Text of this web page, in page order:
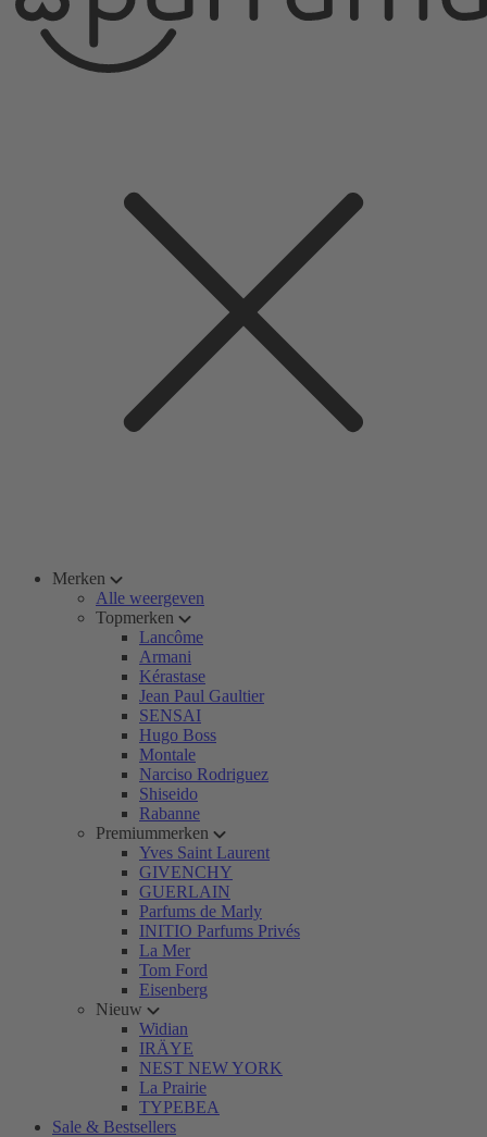
Merken
Alle weergeven
Topmerken
Lancôme
Armani
Kérastase
Jean Paul Gaultier
SENSAI
Hugo Boss
Montale
Narciso Rodriguez
Shiseido
Rabanne
Premiummerken
Yves Saint Laurent
GIVENCHY
GUERLAIN
Parfums de Marly
INITIO Parfums Privés
La Mer
Tom Ford
Eisenberg
Nieuw
Widian
IRÄYE
NEST NEW YORK
La Prairie
TYPEBEA
Sale & Bestsellers